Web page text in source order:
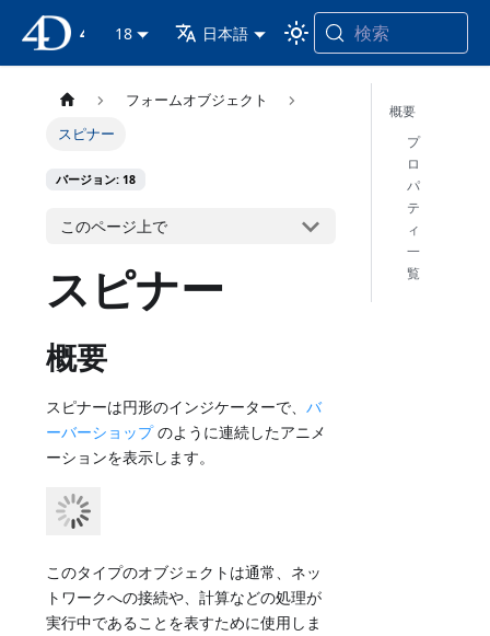
18 日本語 検索
フォームオブジェクト
スピナー
バージョン: 18
このページ上で
スピナー
概要
スピナーは円形のインジケーターで、バ
ーバーショップのように連続したアニメ
ーションを表示します。
このタイプのオブジェクトは通常、ネッ
トワークへの接続や、計算などの処理が
実行中であることを表すために使用しま
概要
プ
ロ
パ
テ
ィ
一
覧